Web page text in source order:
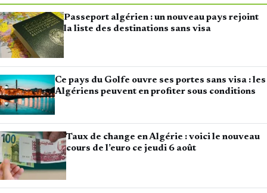
Passeport algérien : un nouveau pays rejoint
la liste des destinations sans visa
Ce pays du Golfe ouvre ses portes sans visa : les
Algériens peuvent en profiter sous conditions
Taux de change en Algérie : voici le nouveau
cours de l’euro ce jeudi 6 août